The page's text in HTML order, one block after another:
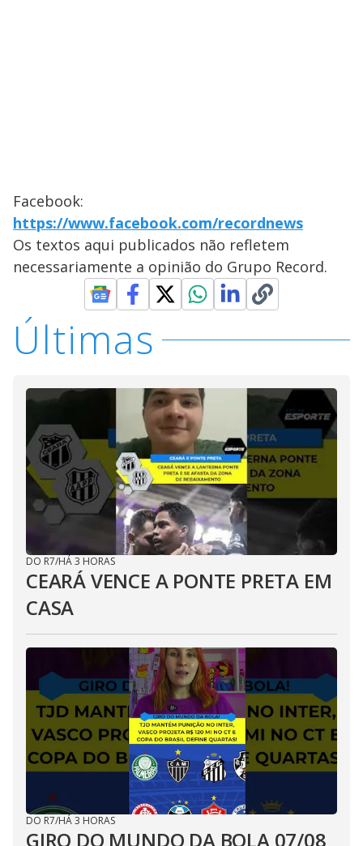
Facebook:
https://www.facebook.com/recordnews
Os textos aqui publicados não refletem
necessariamente a opinião do Grupo Record.
Últimas
DO R7/HÁ 3 HORAS
CEARÁ VENCE A PONTE PRETA EM
CASA
DO R7/HÁ 3 HORAS
GIRO DO MUNDO DA BOLA 07/08